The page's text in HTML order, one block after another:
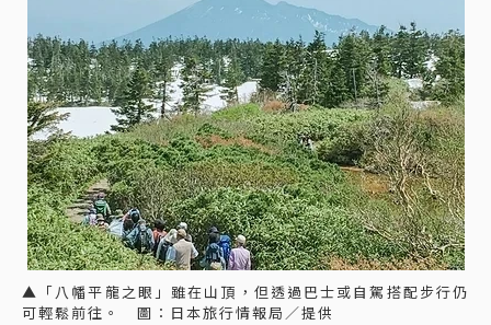
▲「八幡平龍之眼」雖在山頂，但透過巴士或自駕搭配步行仍
可輕鬆前往。 圖：日本旅行情報局／提供